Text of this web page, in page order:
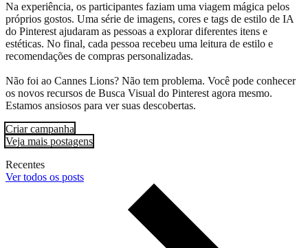
Na experiência, os participantes faziam uma viagem mágica pelos
próprios gostos. Uma série de imagens, cores e tags de estilo de IA
do Pinterest ajudaram as pessoas a explorar diferentes itens e
estéticas. No final, cada pessoa recebeu uma leitura de estilo e
recomendações de compras personalizadas.
Não foi ao Cannes Lions? Não tem problema. Você pode conhecer
os novos recursos de Busca Visual do Pinterest agora mesmo.
Estamos ansiosos para ver suas descobertas.
Criar campanha
Veja mais postagens
Recentes
Ver todos os posts